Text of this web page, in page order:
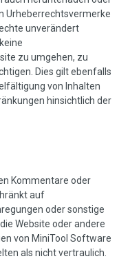
Urheberrechtsvermerke
unverändert
zu umgehen, zu
Dies gilt ebenfalls
von Inhalten
hinsichtlich der
Kommentare oder
auf
oder sonstige
Website oder andere
von MiniTool Software
als nicht vertraulich.